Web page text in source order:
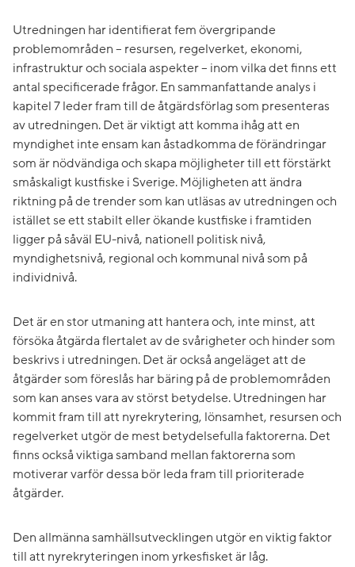
Utredningen har identifierat fem övergripande
problemområden – resursen, regelverket, ekonomi,
infrastruktur och sociala aspekter – inom vilka det finns ett
antal specificerade frågor. En sammanfattande analys i
kapitel 7 leder fram till de åtgärdsförlag som presenteras
av utredningen. Det är viktigt att komma ihåg att en
myndighet inte ensam kan åstadkomma de förändringar
som är nödvändiga och skapa möjligheter till ett förstärkt
småskaligt kustfiske i Sverige. Möjligheten att ändra
riktning på de trender som kan utläsas av utredningen och
istället se ett stabilt eller ökande kustfiske i framtiden
ligger på såväl EU-nivå, nationell politisk nivå,
myndighetsnivå, regional och kommunal nivå som på
individnivå.
Det är en stor utmaning att hantera och, inte minst, att
försöka åtgärda flertalet av de svårigheter och hinder som
beskrivs i utredningen. Det är också angeläget att de
åtgärder som föreslås har bäring på de problemområden
som kan anses vara av störst betydelse. Utredningen har
kommit fram till att nyrekrytering, lönsamhet, resursen och
regelverket utgör de mest betydelsefulla faktorerna. Det
finns också viktiga samband mellan faktorerna som
motiverar varför dessa bör leda fram till prioriterade
åtgärder.
Den allmänna samhällsutvecklingen utgör en viktig faktor
till att nyrekryteringen inom yrkesfisket är låg.